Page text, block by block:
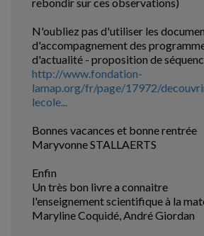
N'oubliez pas d'utiliser les
d'accompagnement des
d'actualité - proposition de
http://www.fondation-
lamap.org/fr/page/17972/
lecole...
Bonnes vacances et bonne rentrée
Maryvonne STALLAERTS
Enfin
Un très bon livre a connaitre
l'enseignement scientifique à la
Maryline Coquidé, André Giordan